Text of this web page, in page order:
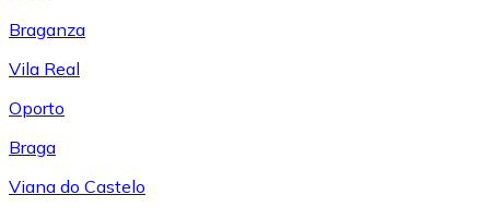
Braganza
Vila Real
Oporto
Braga
Viana do Castelo